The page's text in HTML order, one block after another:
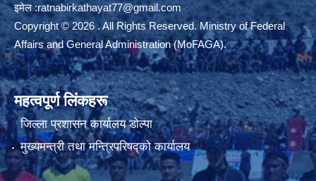
इमेल :ratnabirkathayat77@gmail.com
Copyright © 2026 . All Rights Reserved. Ministry of Federal
Affairs and General Administration (MoFAGA).
महत्वपूर्ण लिंकहरू
जिल्ला प्रशासन कार्यालय डाेल्पा
मुख्यमन्त्री तथा मन्त्रिपरिषद्को कार्यालय